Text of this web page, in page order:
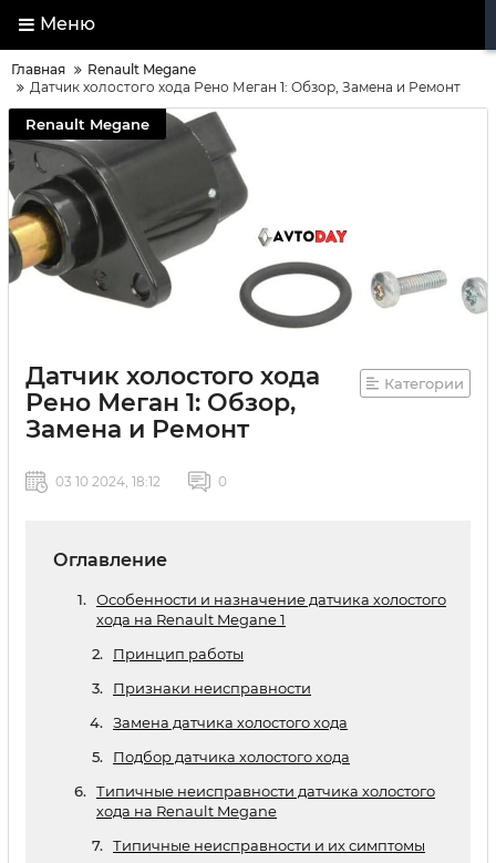
Меню
Главная
Renault Megane
Датчик холостого хода Рено Меган 1: Обзор, Замена и Ремонт
Renault Megane
Датчик холостого хода
Рено Меган 1: Обзор,
Замена и Ремонт
Категории
03 10 2024, 18:12 0
Оглавление
Особенности и назначение датчика холостого
хода на Renault Megane 1
Принцип работы
Признаки неисправности
Замена датчика холостого хода
Подбор датчика холостого хода
Типичные неисправности датчика холостого
хода на Renault Megane
Типичные неисправности и их симптомы